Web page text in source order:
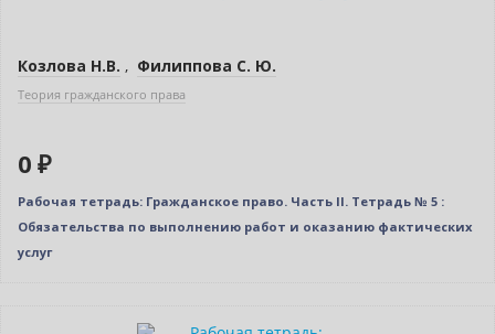
Козлова Н.В. , Филиппова С. Ю.
Теория гражданского права
0 ₽
Рабочая тетрадь: Гражданское право. Часть II. Тетрадь № 5 :
Обязательства по выполнению работ и оказанию фактических
услуг